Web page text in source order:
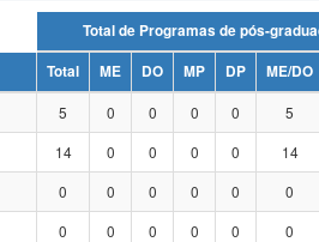
Total de Programas de pós-
Total ME DO MP DP ME/DO
5 0 0 0 0 5
14 0 0 0 0 14
0 0 0 0 0 0
0 0 0 0 0 0